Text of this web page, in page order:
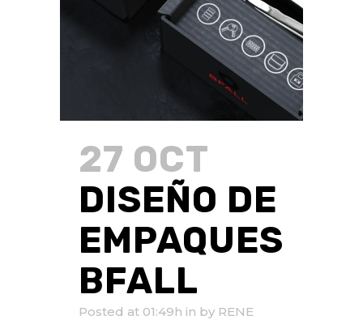
27 OCT
DISEÑO DE
EMPAQUES
BFALL
Posted at 01:49h in by RENE